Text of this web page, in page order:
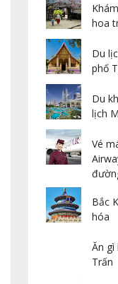
hoa
Du
phố
Du
lịch
Vé
Bắc
hóa
Ăn gì
Trấn